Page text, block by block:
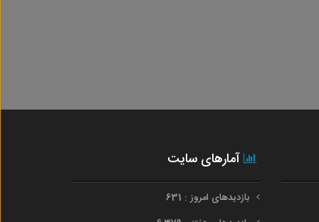
آمارهای سایت
بازدیدهای امروز : 631